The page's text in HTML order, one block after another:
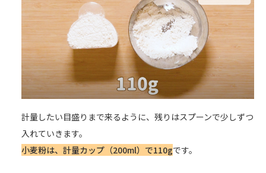
計量したい目盛りまで来るように、残りはスプーンで少しずつ
入れていきます。
小麦粉は、計量カップ（200ml）で110gです。